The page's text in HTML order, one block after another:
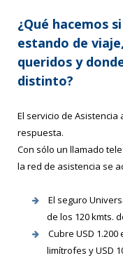
¿Qué hacemos
estando de
queridos y
distinto?
El servicio de
respuesta.
Con sólo un llamado
la red de asistencia se
El seguro
de los 120 kmts.
Cubre USD
limítrofes y USD